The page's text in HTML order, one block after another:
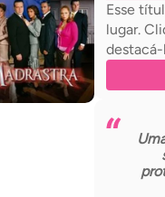
Esse
lugar.